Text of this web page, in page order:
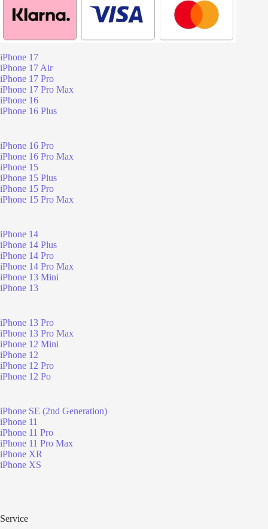
iPhone 17
iPhone 17 Air
iPhone 17 Pro
iPhone 17 Pro Max
iPhone 16
iPhone 16 Plus
iPhone 16 Pro
iPhone 16 Pro Max
iPhone 15
iPhone 15 Plus
iPhone 15 Pro
iPhone 15 Pro Max
iPhone 14
iPhone 14 Plus
iPhone 14 Pro
iPhone 14 Pro Max
iPhone 13 Mini
iPhone 13
iPhone 13 Pro
iPhone 13 Pro Max
iPhone 12 Mini
iPhone 12
iPhone 12 Pro
iPhone 12 Po
iPhone SE (2nd Generation)
iPhone 11
iPhone 11 Pro
iPhone 11 Pro Max
iPhone XR
iPhone XS
Service